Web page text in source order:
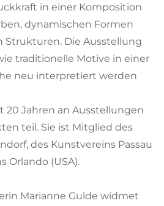
in einer Komposition
dynamischen Formen
Strukturen. Die Ausstellung
traditionelle Motive in einer
neu interpretiert werden
20 Jahren an Ausstellungen
teil. Sie ist Mitglied des
des Kunstvereins Passau
Orlando (USA).
Marianne Gulde widmet